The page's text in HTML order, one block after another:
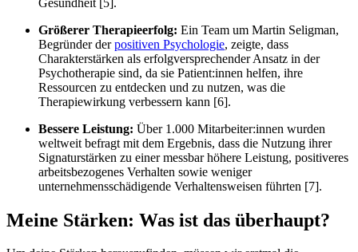
Größerer Therapieerfolg: Ein Team um Martin Seligman,
Begründer derpositiven Psychologie, zeigte, dass
Charakterstärken als erfolgversprechender Ansatz in der
Psychotherapie sind, da sie Patient:innen helfen, ihre
Ressourcen zu entdecken und zu nutzen, was die
Therapiewirkung verbessern kann [6].
Bessere Leistung: Über 1.000 Mitarbeiter:innen wurden
weltweit befragt mit dem Ergebnis, dass die Nutzung ihrer
Signaturstärken zu einer messbar höhere Leistung, positiveres
arbeitsbezogenes Verhalten sowie weniger
unternehmensschädigende Verhaltensweisen führten [7].
Meine Stärken: Was ist das überhaupt?